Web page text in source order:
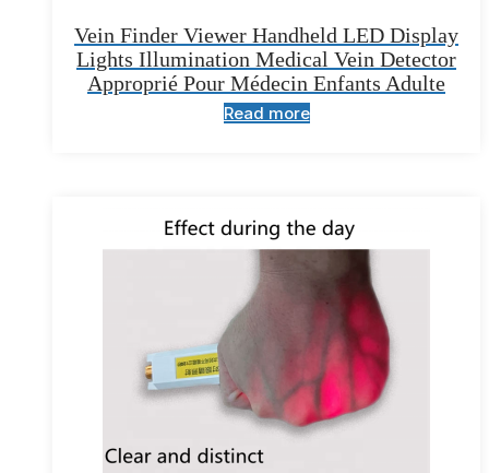
Vein Finder Viewer Handheld LED Display
Lights Illumination Medical Vein Detector
Approprié Pour Médecin Enfants Adulte
Read more